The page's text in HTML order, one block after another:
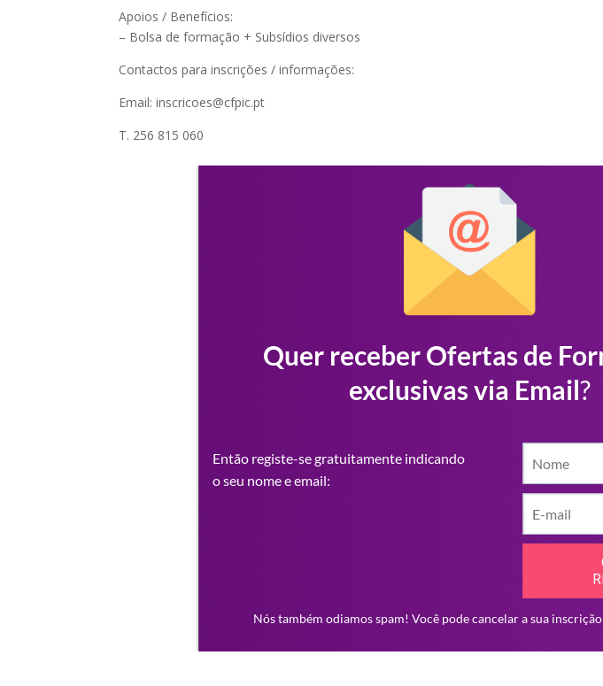
Apoios / Benefícios:
– Bolsa de formação + Subsídios diversos
Contactos para inscrições / informações:
Email: inscricoes@cfpic.pt
T. 256 815 060